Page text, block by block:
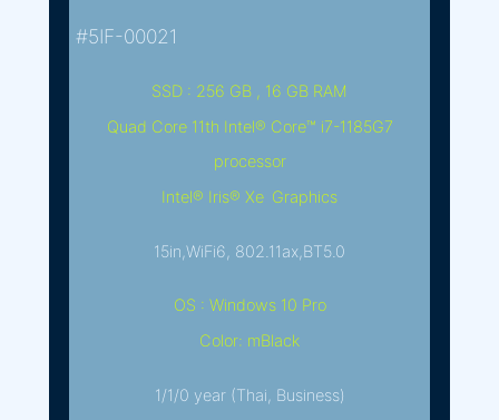
#5IF-00021
SSD : 256 GB , 16 GB RAM
Quad Core 11th Intel® Core™ i7-1185G7
processor
Intel® Iris® Xe Graphics
15in,WiFi6, 802.11ax,BT5.0
OS : Windows 10 Pro
Color: mBlack
1/1/0 year (Thai, Business)